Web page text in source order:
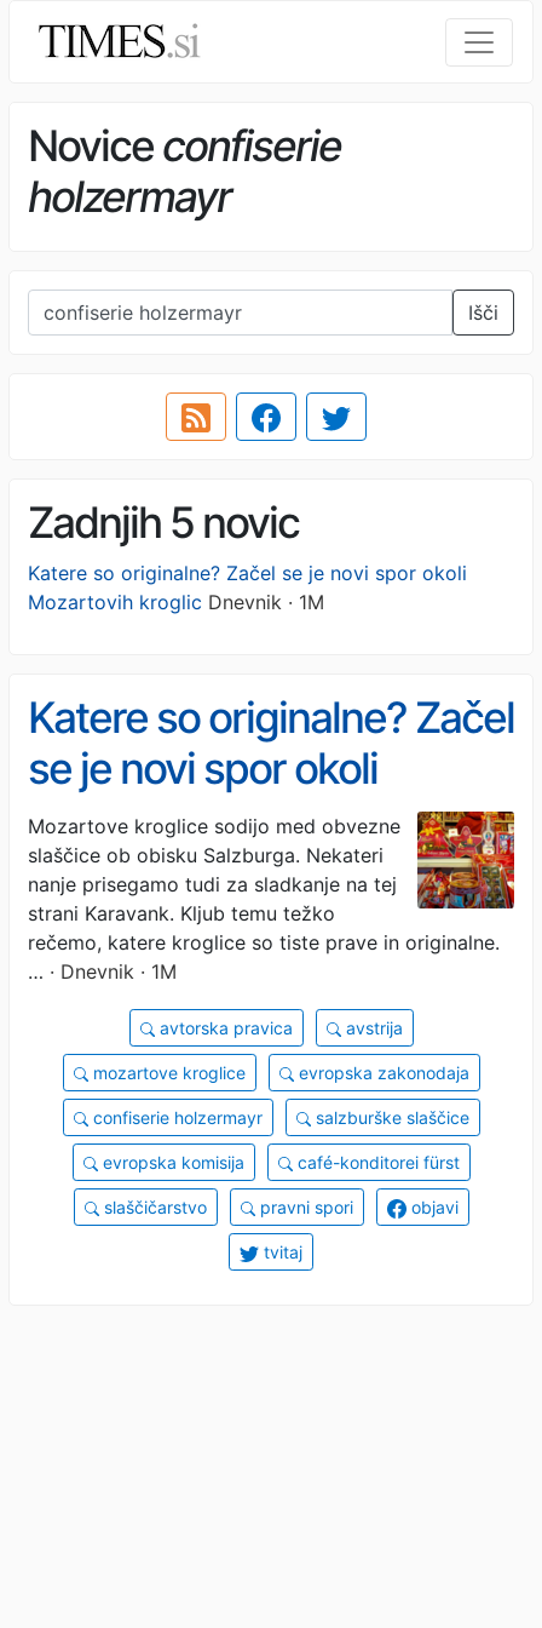
Noviceconfiserie
holzermayr
Išči
Zadnjih 5 novic
Katere so originalne? Začel se je novi spor okoli
Mozartovih kroglic Dnevnik · 1M
Katere so originalne? Začel
se je novi spor okoli
Mozartovih kroglic
Mozartove kroglice sodijo med obvezne
slaščice ob obisku Salzburga. Nekateri
nanje prisegamo tudi za sladkanje na tej
strani Karavank. Kljub temu težko
rečemo, katere kroglice so tiste prave in originalne.
… · Dnevnik · 1M
avtorska pravica avstrija
mozartove kroglice evropska zakonodaja
confiserie holzermayr salzburške slaščice
evropska komisija café-konditorei fürst
slaščičarstvo pravni spori objavi
tvitaj